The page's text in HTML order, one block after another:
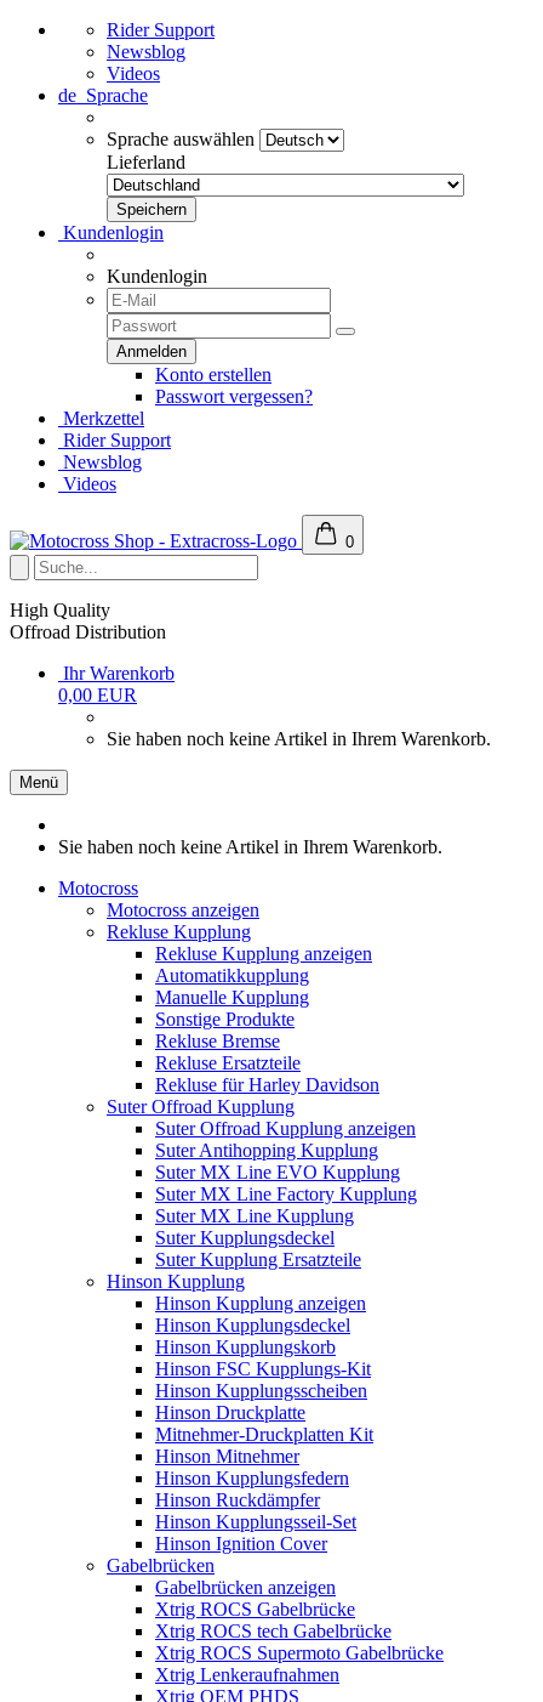
Rider Support
Newsblog
Videos
de Sprache
Sprache auswählen
Lieferland
Kundenlogin
Kundenlogin
Konto erstellen
Passwort vergessen?
Merkzettel
Rider Support
Newsblog
Videos
0
High Quality
Offroad Distribution
Ihr Warenkorb
0,00 EUR
Sie haben noch keine Artikel in Ihrem Warenkorb.
Menü
Sie haben noch keine Artikel in Ihrem Warenkorb.
Motocross
Motocross anzeigen
Rekluse Kupplung
Rekluse Kupplung anzeigen
Automatikkupplung
Manuelle Kupplung
Sonstige Produkte
Rekluse Bremse
Rekluse Ersatzteile
Rekluse für Harley Davidson
Suter Offroad Kupplung
Suter Offroad Kupplung anzeigen
Suter Antihopping Kupplung
Suter MX Line EVO Kupplung
Suter MX Line Factory Kupplung
Suter MX Line Kupplung
Suter Kupplungsdeckel
Suter Kupplung Ersatzteile
Hinson Kupplung
Hinson Kupplung anzeigen
Hinson Kupplungsdeckel
Hinson Kupplungskorb
Hinson FSC Kupplungs-Kit
Hinson Kupplungsscheiben
Hinson Druckplatte
Mitnehmer-Druckplatten Kit
Hinson Mitnehmer
Hinson Kupplungsfedern
Hinson Ruckdämpfer
Hinson Kupplungsseil-Set
Hinson Ignition Cover
Gabelbrücken
Gabelbrücken anzeigen
Xtrig ROCS Gabelbrücke
Xtrig ROCS tech Gabelbrücke
Xtrig ROCS Supermoto Gabelbrücke
Xtrig Lenkeraufnahmen
Xtrig OEM PHDS